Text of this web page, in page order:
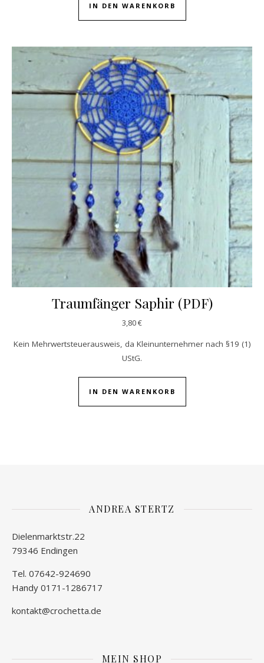
IN DEN WARENKORB
Traumfänger Saphir (PDF)
3,80€
Kein Mehrwertsteuerausweis, da Kleinunternehmer nach §19 (1)
UStG.
IN DEN WARENKORB
ANDREA STERTZ
Dielenmarktstr.22
79346 Endingen
Tel. 07642-924690
Handy 0171-1286717
kontakt@crochetta.de
MEIN SHOP